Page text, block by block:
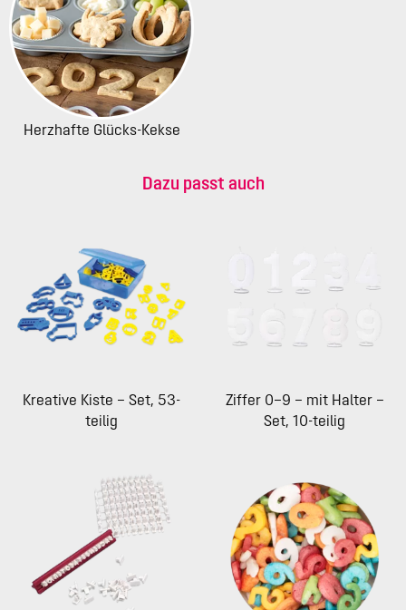
Herzhafte Glücks-Kekse
Dazu passt auch
Kreative Kiste – Set, 53-
teilig
Ziffer 0–9 – mit Halter –
Set, 10-teilig